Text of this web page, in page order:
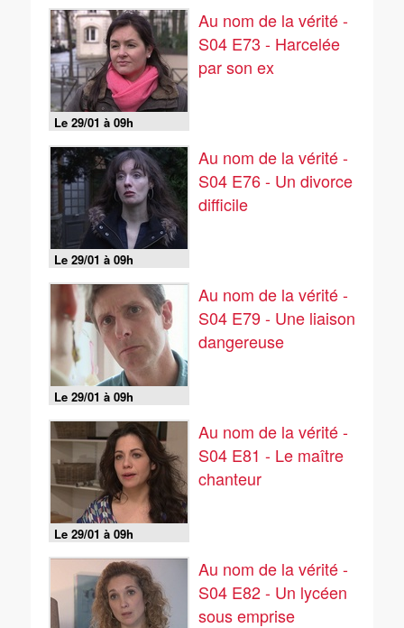
Le 29/01 à 09h
Au nom de la vérité -
S04 E73 - Harcelée
par son ex
Le 29/01 à 09h
Au nom de la vérité -
S04 E76 - Un divorce
difficile
Le 29/01 à 09h
Au nom de la vérité -
S04 E79 - Une liaison
dangereuse
Le 29/01 à 09h
Au nom de la vérité -
S04 E81 - Le maître
chanteur
Au nom de la vérité -
S04 E82 - Un lycéen
sous emprise